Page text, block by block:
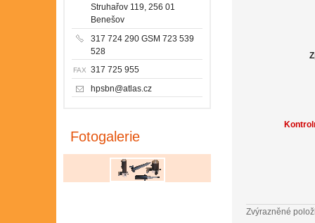
Zvýrazněné
Struhařov 119, 256 01
Benešov
317 724 290 GSM 723 539
528
FAX
317 725 955
hpsbn@atlas.cz
Fotogalerie